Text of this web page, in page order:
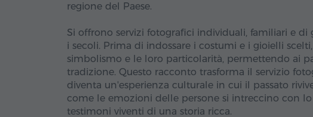
regione del Paese.
Si offrono servizi fotografici individuali, familiari e
i secoli. Prima di indossare i costumi e i gioielli
simbolismo e le loro particolarità, permettendo ai
tradizione. Questo racconto trasforma il servizio
diventa un'esperienza culturale in cui il passato
come le emozioni delle persone si intreccino con
testimoni viventi di una storia ricca.